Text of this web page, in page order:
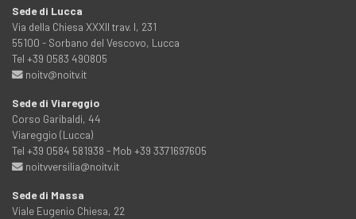
Sede di Lucca
Via della Chiesa XXXII trav. I, 231
55100 - Sorbano del Vescovo, Lucca
Tel +39 0583 490805
noitv@noitv.it
Sede di Viareggio
Corso Garibaldi, 44
Viareggio (Lucca)
Tel +39 0584 581938 - Mob +39 3371697605
noitvversilia@noitv.it
Sede di Massa
Viale Eugenio Chiesa, 22